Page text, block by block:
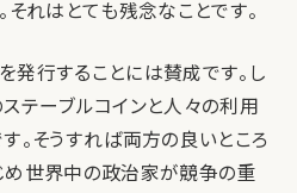
それはとても残念なことです。
発行することには賛成です。し
テーブルコインと人々の利用
。そうすれば両方の良いところ
め世界中の政治家が競争の重